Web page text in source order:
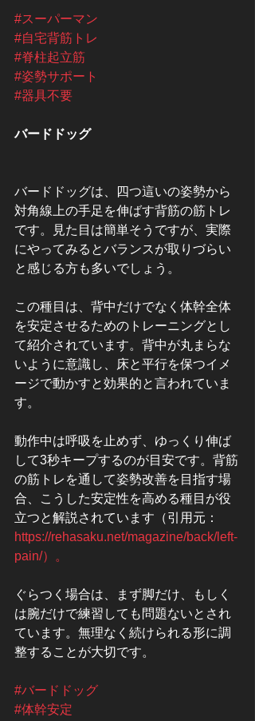
#スーパーマン
#自宅背筋トレ
#脊柱起立筋
#姿勢サポート
#器具不要
バードドッグ
バードドッグは、四つ這いの姿勢から
対角線上の手足を伸ばす背筋の筋トレ
です。見た目は簡単そうですが、実際
にやってみるとバランスが取りづらい
と感じる方も多いでしょう。
この種目は、背中だけでなく体幹全体
を安定させるためのトレーニングとし
て紹介されています。背中が丸まらな
いように意識し、床と平行を保つイメ
ージで動かすと効果的と言われていま
す。
動作中は呼吸を止めず、ゆっくり伸ば
して3秒キープするのが目安です。背筋
の筋トレを通して姿勢改善を目指す場
合、こうした安定性を高める種目が役
立つと解説されています（引用元：
https://rehasaku.net/magazine/back/left-
pain/）。
ぐらつく場合は、まず脚だけ、もしく
は腕だけで練習しても問題ないとされ
ています。無理なく続けられる形に調
整することが大切です。
#バードドッグ
#体幹安定